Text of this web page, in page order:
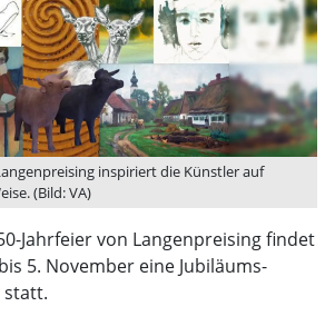
inspiriert die Künstler auf
(Bild: VA)
Jahrfeier von Langenpreising findet
5. November eine Jubiläums-
statt.